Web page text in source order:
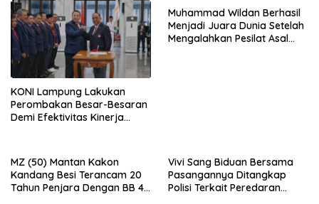
KONI Lampung Lakukan
Perombakan Besar-Besaran
Demi Efektivitas Kinerja
Muhammad Wildan Berhasil
Menjadi Juara Dunia Setelah
Mengalahkan Pesilat Asal
MZ (50) Mantan Kakon
Kandang Besi Terancam 20
Tahun Penjara Dengan BB 48
Vivi Sang Biduan Bersama
Pasangannya Ditangkap
Polisi Terkait Peredaran